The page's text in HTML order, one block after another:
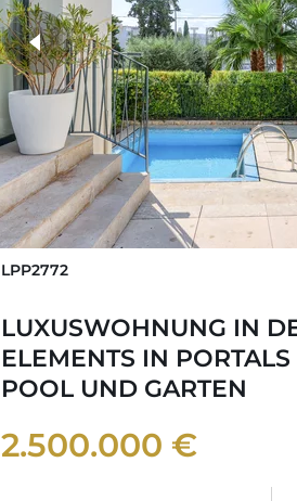
LPP2772
LUXUSWOHNUNG IN
ELEMENTS IN
POOL UND GARTEN
2.500.000 €
weitere